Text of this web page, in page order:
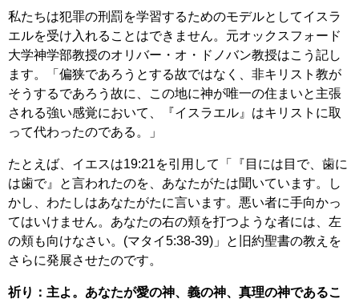
私たちは犯罪の刑罰を学習するためのモデルとしてイスラ
エルを受け入れることはできません。元オックスフォード
大学神学部教授のオリバー・オ・ドノバン教授はこう記し
ます。「偏狭であろうとする故ではなく、非キリスト教が
そうするであろう故に、この地に神が唯一の住まいと主張
される強い感覚において、『イスラエル』はキリストに取
って代わったのである。」
たとえば、イエスは19:21を引用して「『目には目で、歯に
は歯で』と言われたのを、あなたがたは聞いています。し
かし、わたしはあなたがたに言います。悪い者に手向かっ
てはいけません。あなたの右の頬を打つような者には、左
の頬も向けなさい。(マタイ5:38-39)」と旧約聖書の教えを
さらに発展させたのです。
祈り：主よ。あなたが愛の神、義の神、真理の神であるこ